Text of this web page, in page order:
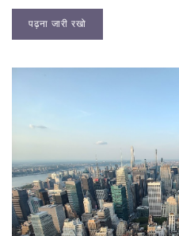
पढ़ना जारी रखो